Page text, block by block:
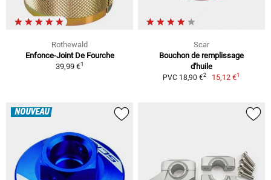
Rothewald
Enfonce-Joint De Fourche
39,99 €1
Scar
Bouchon de remplissage
d'huile
PVC 18,90 €2 15,12 €1
NOUVEAU